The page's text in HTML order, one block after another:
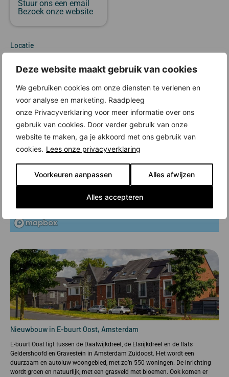
Deze website maakt gebruik van cookies
We gebruiken cookies om onze diensten te verlenen en
voor analyse en marketing. Raadpleeg
onze Privacyverklaring voor meer informatie over ons
gebruik van cookies. Door verder gebruik van onze
website te maken, ga je akkoord met ons gebruik van
cookies. Lees onze privacyverklaring
Voorkeuren aanpassen Alles afwijzen
Alles accepteren
Stuur ons een email
Bezoek onze website
Locatie
Nieuwbouw in E-buurt Oost, Amsterdam
E-buurt Oost ligt tussen de Daalwijkdreef, de Elsrijkdreef en de flats
Geldershoofd en Gravestein in Amsterdam Zuidoost. Het wordt een
duurzaam en autoluw woongebied, met zo’n 550 woningen. De inrichting
wordt groen en natuurlijk, met een grasveld met bloemen. Ook komen er